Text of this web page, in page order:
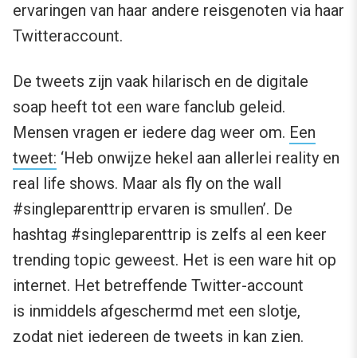
ervaringen van haar andere reisgenoten via haar
Twitteraccount.
De tweets zijn vaak hilarisch en de digitale
soap heeft tot een ware fanclub geleid.
Mensen vragen er iedere dag weer om. Een
tweet: ‘Heb onwijze hekel aan allerlei reality en
real life shows. Maar als fly on the wall
#singleparenttrip ervaren is smullen’. De
hashtag #singleparenttrip is zelfs al een keer
trending topic geweest. Het is een ware hit op
internet. Het betreffende Twitter-account
is inmiddels afgeschermd met een slotje,
zodat niet iedereen de tweets in kan zien.